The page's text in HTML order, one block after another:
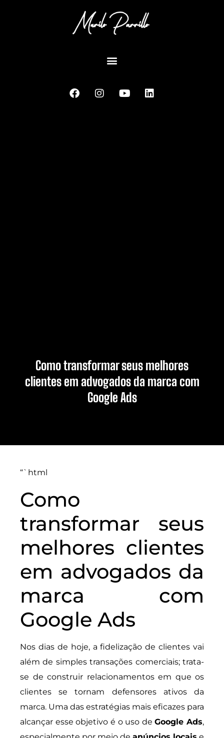
Como transformar seus melhores
clientes em advogados da marca com
Google Ads
“`html
Como
transformar seus
melhores clientes
em advogados da
marca com
Google Ads
Nos dias de hoje, a fidelização de clientes vai
além de simples transações comerciais; trata-
se de construir relacionamentos em que os
clientes se tornam defensores ativos da
marca. Uma das estratégias mais eficazes para
alcançar esse objetivo é o uso deGoogle Ads,